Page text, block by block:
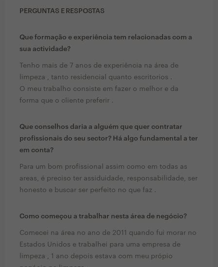
PERGUNTAS E RESPOSTAS
Que formação e experiência tem relacionadas com a
sua actividade?
Tenho mais de 7 anos de experiência na área de
limpeza , tanto residencial quanto escritorios .
O meu trabalho consiste em fazer o melhor e da
forma que o cliente preferir .
Que conselhos daria a alguém que quer contratar
profissionais do seu sector? Há algo fundamental a ter
em conta?
Para um bom profissional assim como em todas as
areas, é preciso ter assiduidade, responsabilidade, ser
honesto e buscar ser perfeito no que faz .
Como começou a trabalhar nesta área de negócio?
Comecei na área no ano de 2011 quando fui morar no
Estados Unidos e trabalhei para uma empresa de
limpeza , 1 ano depois estava com meu própio